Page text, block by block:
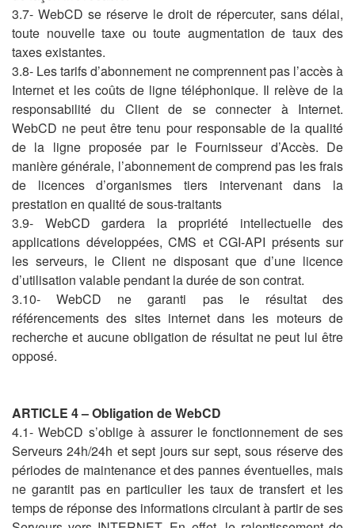
3.7- WebCD se réserve le droit de répercuter, sans délai,
toute nouvelle taxe ou toute augmentation de taux des
taxes existantes.
3.8- Les tarifs d’abonnement ne comprennent pas l’accès à
Internet et les coûts de ligne téléphonique. Il relève de la
responsabilité du Client de se connecter à Internet.
WebCD ne peut être tenu pour responsable de la qualité
de la ligne proposée par le Fournisseur d’Accès. De
manière générale, l’abonnement de comprend pas les frais
de licences d’organismes tiers intervenant dans la
prestation en qualité de sous-traitants
3.9- WebCD gardera la propriété intellectuelle des
applications développées, CMS et CGI-API présents sur
les serveurs, le Client ne disposant que d’une licence
d’utilisation valable pendant la durée de son contrat.
3.10- WebCD ne garanti pas le résultat des
référencements des sites internet dans les moteurs de
recherche et aucune obligation de résultat ne peut lui être
opposé.
ARTICLE 4 – Obligation de WebCD
4.1- WebCD s’oblige à assurer le fonctionnement de ses
Serveurs 24h/24h et sept jours sur sept, sous réserve des
périodes de maintenance et des pannes éventuelles, mais
ne garantit pas en particulier les taux de transfert et les
temps de réponse des informations circulant à partir de ses